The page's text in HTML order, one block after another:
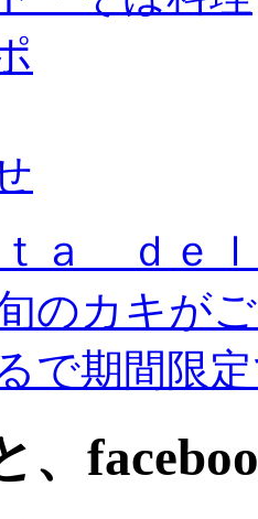
ｔａ ｄｅ
のカキが
で期間限
、